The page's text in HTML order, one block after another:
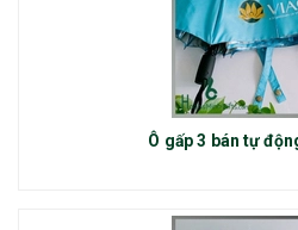
Ô gấp 3 bán tự